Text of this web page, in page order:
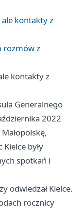
ale kontakty z
rozmów z
kontakty z
Generalnego
2022
były
spotkań i
odwiedzał Kielce.
rocznicy